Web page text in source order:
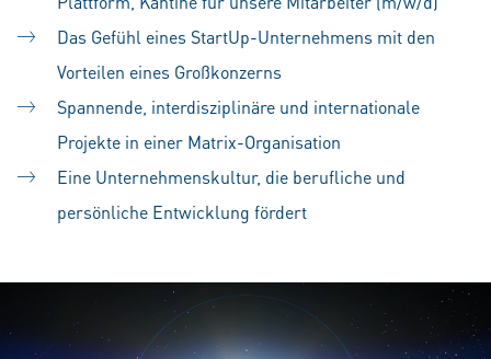
Das Gefühl eines StartUp-Unternehmens mit den
Vorteilen eines Großkonzerns
Spannende, interdisziplinäre und internationale
Projekte in einer Matrix-Organisation
Eine Unternehmenskultur, die berufliche und
persönliche Entwicklung fördert